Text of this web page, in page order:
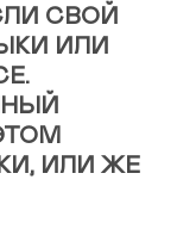
СВОЙ
ИЛИ
ИЛИ ЖЕ